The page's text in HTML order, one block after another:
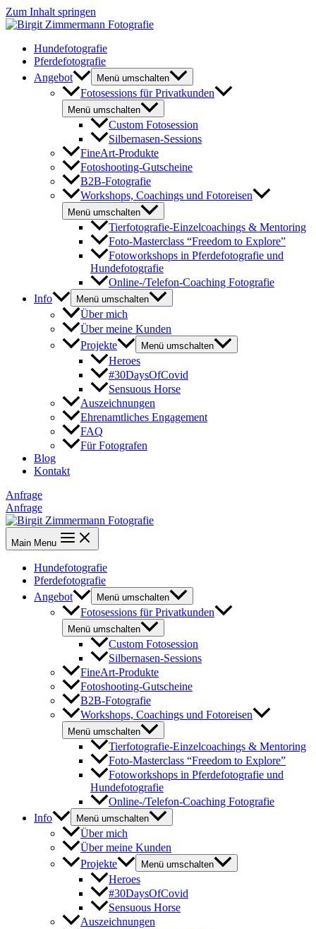
Zum Inhalt springen
Hundefotografie
Pferdefotografie
Angebot
Menü umschalten
Fotosessions für Privatkunden
Menü umschalten
Custom Fotosession
Silbernasen-Sessions
FineArt-Produkte
Fotoshooting-Gutscheine
B2B-Fotografie
Workshops, Coachings und Fotoreisen
Menü umschalten
Tierfotografie-Einzelcoachings & Mentoring
Foto-Masterclass “Freedom to Explore”
Fotoworkshops in Pferdefotografie und
Hundefotografie
Online-/Telefon-Coaching Fotografie
Info
Menü umschalten
Über mich
Über meine Kunden
Projekte
Menü umschalten
Heroes
#30DaysOfCovid
Sensuous Horse
Auszeichnungen
Ehrenamtliches Engagement
FAQ
Für Fotografen
Blog
Kontakt
Anfrage
Anfrage
Main Menu
Hundefotografie
Pferdefotografie
Angebot
Menü umschalten
Fotosessions für Privatkunden
Menü umschalten
Custom Fotosession
Silbernasen-Sessions
FineArt-Produkte
Fotoshooting-Gutscheine
B2B-Fotografie
Workshops, Coachings und Fotoreisen
Menü umschalten
Tierfotografie-Einzelcoachings & Mentoring
Foto-Masterclass “Freedom to Explore”
Fotoworkshops in Pferdefotografie und
Hundefotografie
Online-/Telefon-Coaching Fotografie
Info
Menü umschalten
Über mich
Über meine Kunden
Projekte
Menü umschalten
Heroes
#30DaysOfCovid
Sensuous Horse
Auszeichnungen